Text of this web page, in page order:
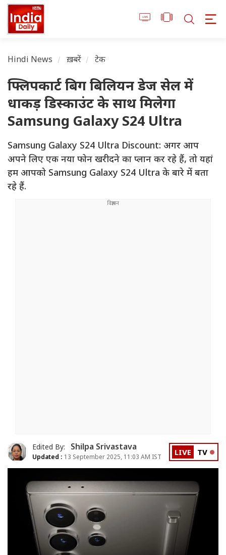
Hindi News ख़बरें टेक
फ्लिपकार्ट बिग बिलियन डेज सेल में
धाकड़ डिस्काउंट के साथ मिलेगा
Samsung Galaxy S24 Ultra
Samsung Galaxy S24 Ultra Discount: अगर आप
अपने लिए एक नया फोन खरीदने का प्लान कर रहे हैं, तो यहां
हम आपको Samsung Galaxy S24 Ultra के बारे में बता
रहे हैं.
Edited By: Shilpa Srivastava
Updated : 13 September 2025, 11:03 AM IST LIVE TV